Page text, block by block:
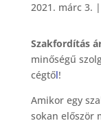
2021. márc 3. |
Szakfordítás
minőségű
cégtől!
Amikor egy
sokan először